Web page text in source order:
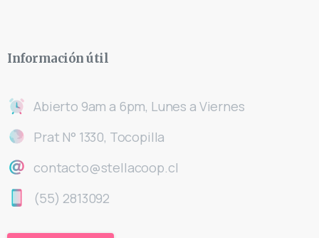
Informaciónútil
Abierto 9am a 6pm, Lunes a Viernes
Prat N° 1330, Tocopilla
contacto@stellacoop.cl
(55) 2813092